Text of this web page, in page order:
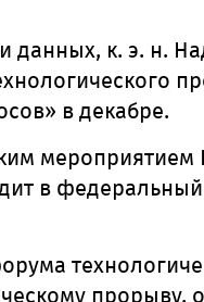
данных, к. э. н.
в декабре.
мероприятием
в
прорыву,